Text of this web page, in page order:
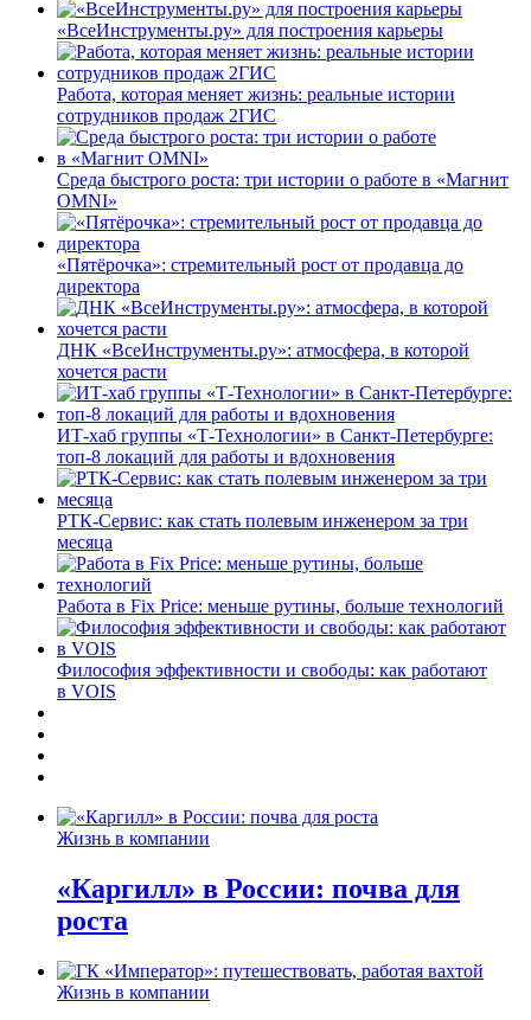
«ВсеИнструменты.ру» для построения карьеры
Работа, которая меняет жизнь: реальные истории
сотрудников продаж 2ГИС
Среда быстрого роста: три истории о работе в «Магнит
OMNI»
«Пятёрочка»: стремительный рост от продавца до
директора
ДНК «ВсеИнструменты.ру»: атмосфера, в которой
хочется расти
ИТ-хаб группы «Т-Технологии» в Санкт-Петербурге:
топ-8 локаций для работы и вдохновения
РТК-Сервис: как стать полевым инженером за три
месяца
Работа в Fix Price: меньше рутины, больше технологий
Философия эффективности и свободы: как работают
в VOIS
Жизнь в компании
«Каргилл» в России: почва для
роста
Жизнь в компании